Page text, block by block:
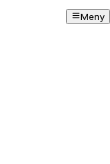
Meny